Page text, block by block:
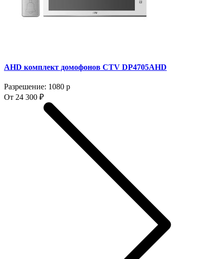
AHD комплект домофонов CTV DP4705AHD
Разрешение: 1080 p
От 24 300 ₽